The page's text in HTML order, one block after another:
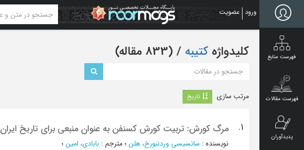
content
ورود عضویت
فهرست منابع
فهرست مقالات
پدیدآوران
کلیدواژه کتیبه ‏/ (833 مقاله)
مرتب سازی تاریخ
1. مرگ کورش: تربیت کورش کسنفن به عنوان منبعی برای تاریخ ایران
نویسنده : سانسيسي وردنبورخ، هلن؛مترجم : بابادی، امین؛